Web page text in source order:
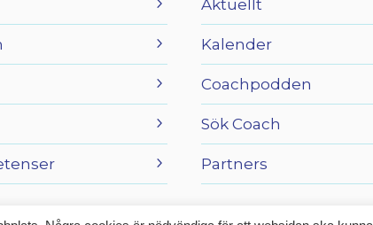
Aktuellt
Kalender
Coachpodden
Sök Coach
Partners